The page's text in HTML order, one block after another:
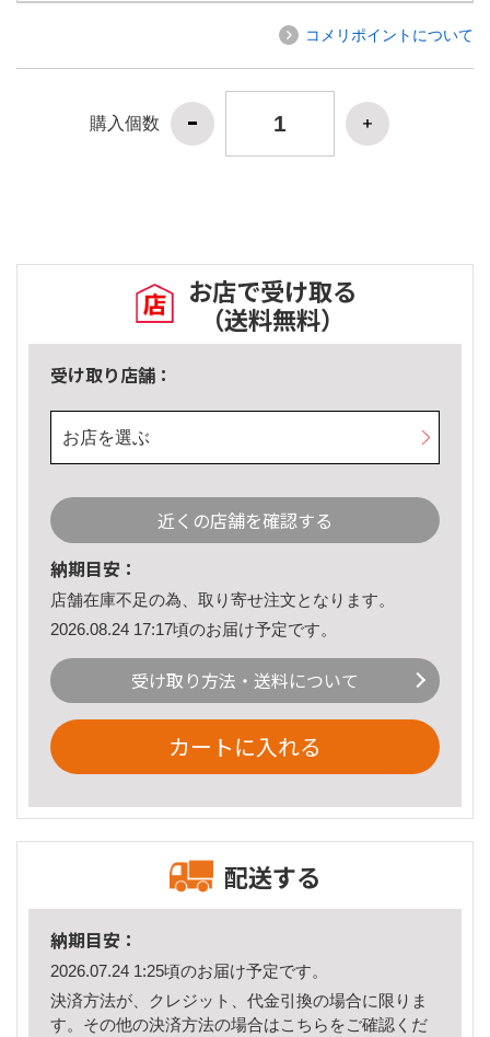
コメリポイントについて
購入個数
お店で受け取る
（送料無料）
受け取り店舗：
お店を選ぶ
近くの店舗を確認する
納期目安：
店舗在庫不足の為、取り寄せ注文となります。
2026.08.24 17:17頃のお届け予定です。
受け取り方法・送料について
カートに入れる
配送する
納期目安：
2026.07.24 1:25頃のお届け予定です。
決済方法が、クレジット、代金引換の場合に限りま
す。その他の決済方法の場合はこちら をご確認くだ